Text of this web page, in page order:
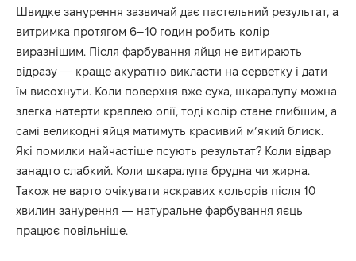
Швидке занурення зазвичай дає пастельний результат, а
витримка протягом 6–10 годин робить колір
виразнішим. Після фарбування яйця не витирають
відразу — краще акуратно викласти на серветку і дати
їм висохнути. Коли поверхня вже суха, шкаралупу можна
злегка натерти краплею олії, тоді колір стане глибшим, а
самі великодні яйця матимуть красивий м’який блиск.
Які помилки найчастіше псують результат? Коли відвар
занадто слабкий. Коли шкаралупа брудна чи жирна.
Також не варто очікувати яскравих кольорів після 10
хвилин занурення — натуральне фарбування яєць
працює повільніше.